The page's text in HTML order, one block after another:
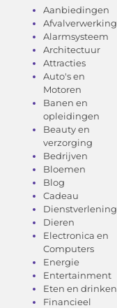
Aanbiedingen
Afvalverwerking
Alarmsysteem
Architectuur
Attracties
Auto's en
Motoren
Banen en
opleidingen
Beauty en
verzorging
Bedrijven
Bloemen
Blog
Cadeau
Dienstverlening
Dieren
Electronica en
Computers
Energie
Entertainment
Eten en drinken
Financieel